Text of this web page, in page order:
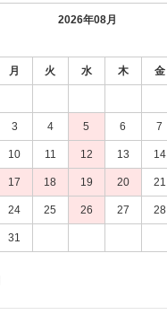
2026年08月
月 火 水 木 金
3 4 5 6 7
10 11 12 13 14
17 18 19 20 21
24 25 26 27 28
31